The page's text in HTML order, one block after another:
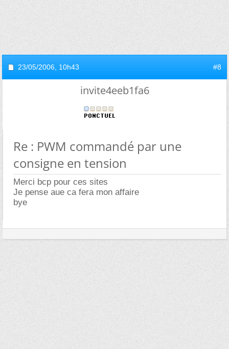
23/05/2006, 10h43 #8
invite4eeb1fa6
Re : PWM commandé par une
consigne en tension
Merci bcp pour ces sites
Je pense aue ca fera mon affaire
bye